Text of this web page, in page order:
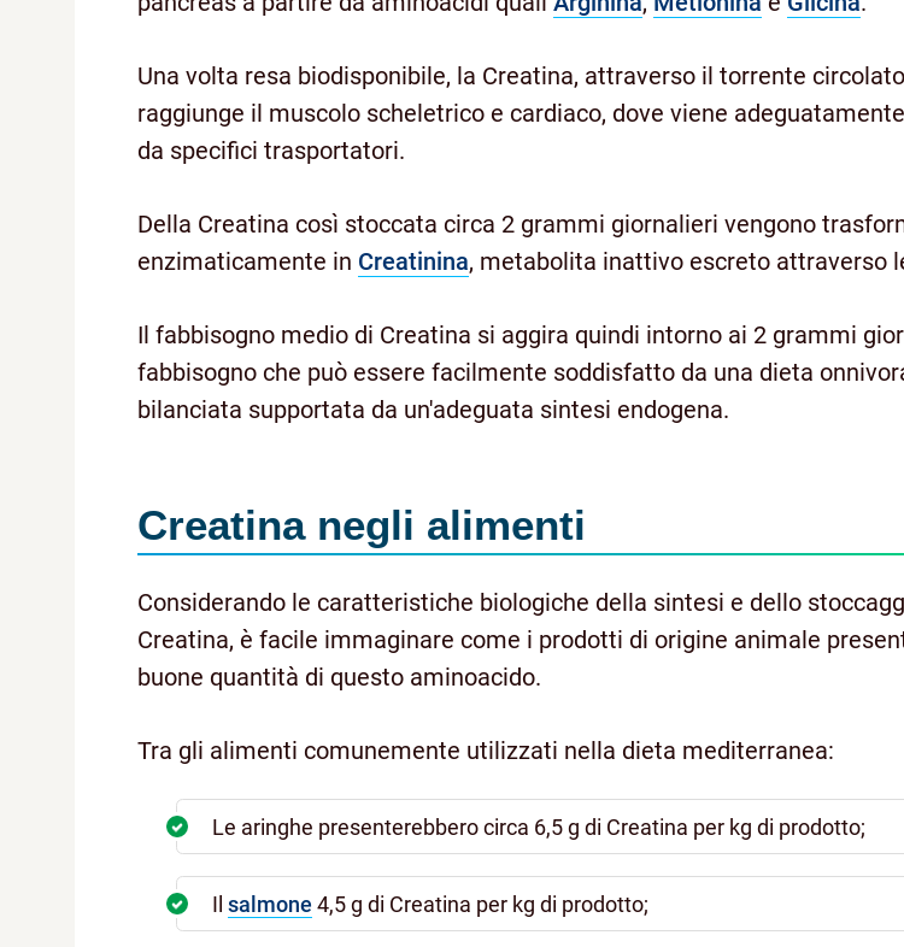
Una volta resa biodisponibile, la Creatina, attraverso il torrente
raggiunge il muscolo scheletrico e cardiaco, dove viene
da specifici trasportatori.
Della Creatina così stoccata circa 2 grammi giornalieri vengono
enzimaticamente in Creatinina, metabolita inattivo escreto attraverso
Il fabbisogno medio di Creatina si aggira quindi intorno ai 2 grammi
fabbisogno che può essere facilmente soddisfatto da una dieta
bilanciata supportata da un'adeguata sintesi endogena.
Creatina negli alimenti
Considerando le caratteristiche biologiche della sintesi e dello
Creatina, è facile immaginare come i prodotti di origine animale
buone quantità di questo aminoacido.
Tra gli alimenti comunemente utilizzati nella dieta mediterranea:
Le aringhe presenterebbero circa 6,5 g di Creatina per kg di prodotto;
Ilsalmone 4,5 g di Creatina per kg di prodotto;